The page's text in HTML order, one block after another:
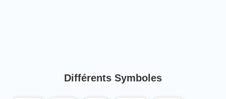
Différents Symboles